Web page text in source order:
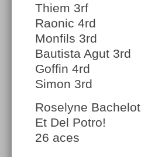
Thiem 3rf
Raonic 4rd
Monfils 3rd
Bautista Agut 3rd
Goffin 4rd
Simon 3rd
Roselyne Bachelot
Et Del Potro!
26 aces